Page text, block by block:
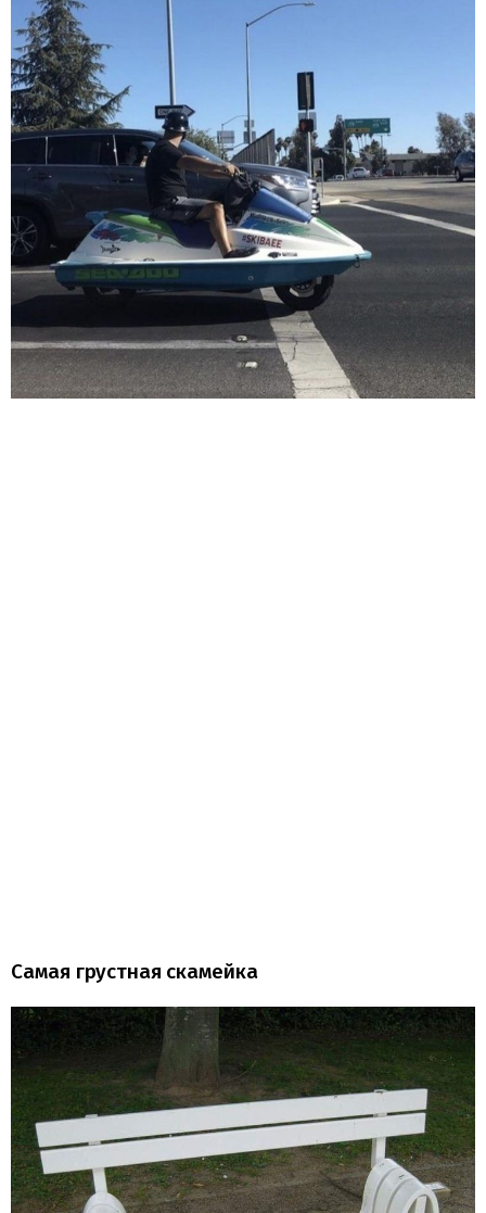
Самая грустная скамейка